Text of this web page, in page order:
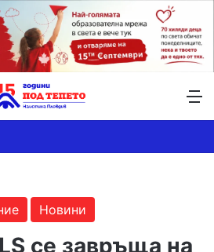
Новини
се завръща на